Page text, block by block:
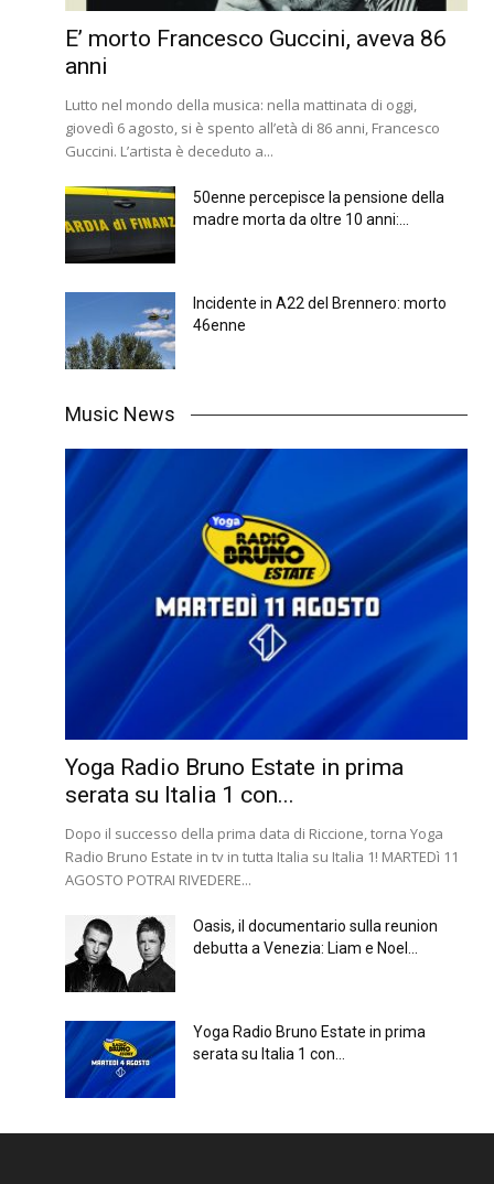
E’ morto Francesco Guccini, aveva 86
anni
Lutto nel mondo della musica: nella mattinata di oggi,
giovedì 6 agosto, si è spento all’età di 86 anni, Francesco
Guccini. L’artista è deceduto a...
50enne percepisce la pensione della
madre morta da oltre 10 anni:...
Incidente in A22 del Brennero: morto
46enne
Music News
Yoga Radio Bruno Estate in prima
serata su Italia 1 con...
Dopo il successo della prima data di Riccione, torna Yoga
Radio Bruno Estate in tv in tutta Italia su Italia 1! MARTEDì 11
AGOSTO POTRAI RIVEDERE...
Oasis, il documentario sulla reunion
debutta a Venezia: Liam e Noel...
Yoga Radio Bruno Estate in prima
serata su Italia 1 con...